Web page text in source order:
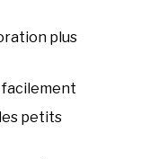
plus
petits